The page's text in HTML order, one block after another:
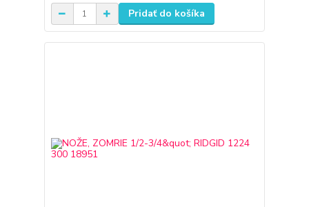
Pridať do košíka